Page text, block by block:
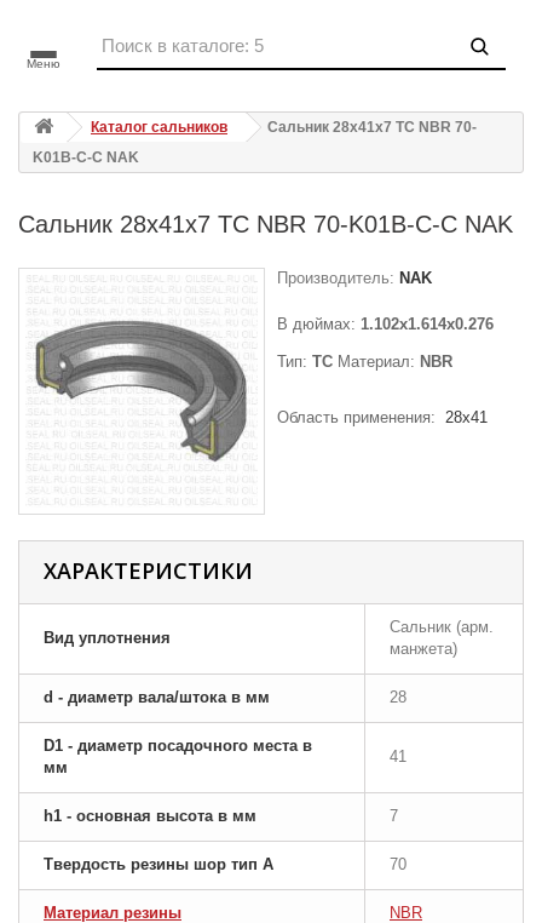
Меню
Каталог сальников
Сальник 28x41x7 TC NBR 70-
K01B-C-C NAK
Сальник 28x41x7 TC NBR 70-K01B-C-C NAK
Производитель: NAK
В дюймах: 1.102x1.614x0.276
Тип: TC Материал: NBR
Область применения: 28x41
ХАРАКТЕРИСТИКИ
Вид уплотнения
Сальник (арм.
манжета)
d - диаметр вала/штока в мм 28
D1 - диаметр посадочного места в
мм
41
h1 - основная высота в мм 7
Твердость резины шор тип A 70
Материал резины NBR